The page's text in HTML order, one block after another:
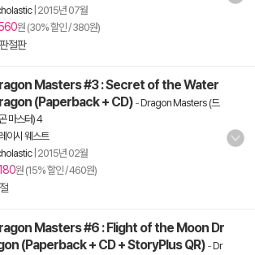
| 2015년 07월
원 (30% 할인 / 380원)
절판
Masters #3 : Secret of the Water
(Paperback + CD) -Dragon Masters (드
마스터) 4
이시 웨스트
| 2015년 02월
원 (15% 할인 / 460원)
Masters #6 : Flight of the Moon Dr
(Paperback + CD + StoryPlus QR) -Dr